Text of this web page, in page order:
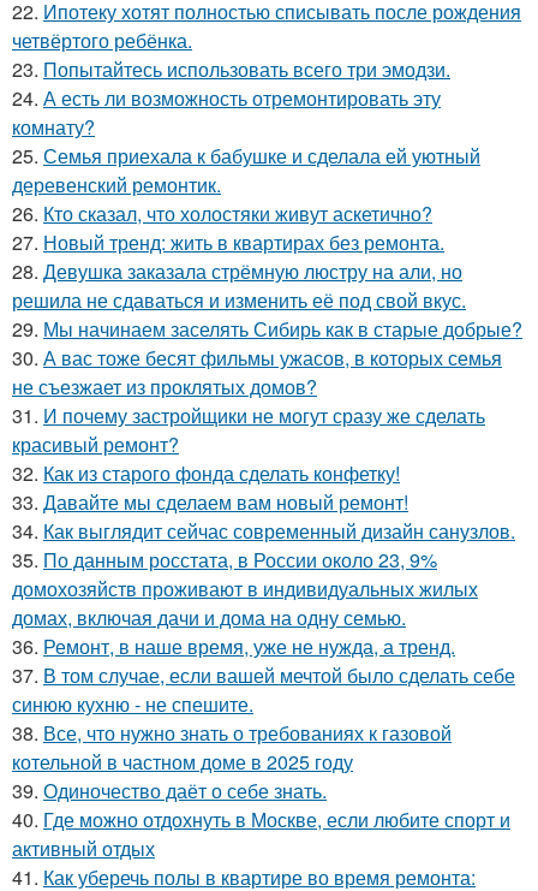
22. Ипотеку хотят полностью списывать после рождения
четвёртого ребёнка.
23. Попытайтесь использовать всего три эмодзи.
24. А есть ли возможность отремонтировать эту
комнату?
25. Семья приехала к бабушке и сделала ей уютный
деревенский ремонтик.
26. Кто сказал, что холостяки живут аскетично?
27. Новый тренд: жить в квартирах без ремонта.
28. Девушка заказала стрёмную люстру на али, но
решила не сдаваться и изменить её под свой вкус.
29. Мы начинаем заселять Сибирь как в старые добрые?
30. А вас тоже бесят фильмы ужасов, в которых семья
не съезжает из проклятых домов?
31. И почему застройщики не могут сразу же сделать
красивый ремонт?
32. Как из старого фонда сделать конфетку!
33. Давайте мы сделаем вам новый ремонт!
34. Как выглядит сейчас современный дизайн санузлов.
35. По данным росстата, в России около 23, 9%
домохозяйств проживают в индивидуальных жилых
домах, включая дачи и дома на одну семью.
36. Ремонт, в наше время, уже не нужда, а тренд.
37. В том случае, если вашей мечтой было сделать себе
синюю кухню - не спешите.
38. Все, что нужно знать о требованиях к газовой
котельной в частном доме в 2025 году
39. Одиночество даёт о себе знать.
40. Где можно отдохнуть в Москве, если любите спорт и
активный отдых
41. Как уберечь полы в квартире во время ремонта: